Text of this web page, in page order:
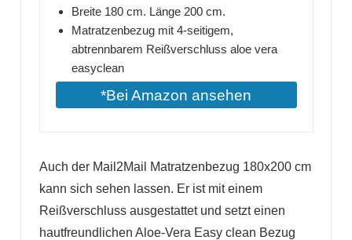
Breite 180 cm. Länge 200 cm.
Matratzenbezug mit 4-seitigem,
abtrennbarem Reißverschluss aloe vera
easyclean
*Bei Amazon ansehen
Auch der Mail2Mail Matratzenbezug 180x200 cm
kann sich sehen lassen. Er ist mit einem
Reißverschluss ausgestattet und setzt einen
hautfreundlichen Aloe-Vera Easy clean Bezug